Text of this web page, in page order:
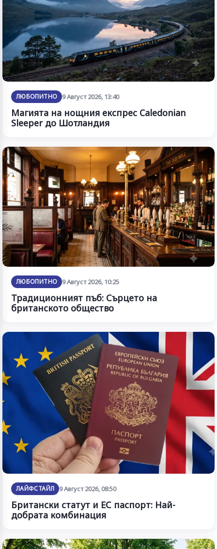
ЛЮБОПИТНО 9 Август 2026, 13:40
Магията на нощния експрес Caledonian
Sleeper до Шотландия
ЛЮБОПИТНО 9 Август 2026, 10:25
Традиционният пъб: Сърцето на
британското общество
ЛАЙФСТАЙЛ 9 Август 2026, 08:50
Британски статут и ЕС паспорт: Най-
добрата комбинация